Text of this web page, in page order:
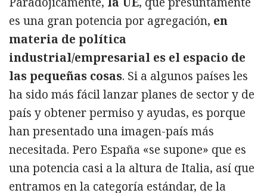
es una gran potencia por agregación, en
materia de política
industrial/empresarial es el espacio de
las pequeñas cosas. Si a algunos países les
ha sido más fácil lanzar planes de sector y de
país y obtener permiso y ayudas, es porque
han presentado una imagen-país más
necesitada. Pero España «se supone» que es
una potencia casi a la altura de Italia, así que
entramos en la categoría estándar, de la